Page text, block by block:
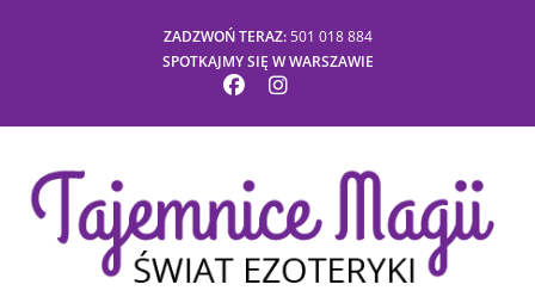
ZADZWOŃ TERAZ:501 018 884
SPOTKAJMY SIĘ W WARSZAWIE